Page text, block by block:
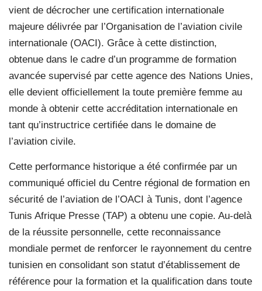
vient de décrocher une certification internationale
majeure délivrée par l’Organisation de l’aviation civile
internationale (OACI). Grâce à cette distinction,
obtenue dans le cadre d’un programme de formation
avancée supervisé par cette agence des Nations Unies,
elle devient officiellement la toute première femme au
monde à obtenir cette accréditation internationale en
tant qu’instructrice certifiée dans le domaine de
l’aviation civile.
Cette performance historique a été confirmée par un
communiqué officiel du Centre régional de formation en
sécurité de l’aviation de l’OACI à Tunis, dont l’agence
Tunis Afrique Presse (TAP) a obtenu une copie. Au-delà
de la réussite personnelle, cette reconnaissance
mondiale permet de renforcer le rayonnement du centre
tunisien en consolidant son statut d’établissement de
référence pour la formation et la qualification dans toute